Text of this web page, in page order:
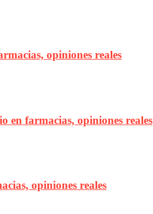
opiniones reales
en farmacias, opiniones reales
opiniones reales